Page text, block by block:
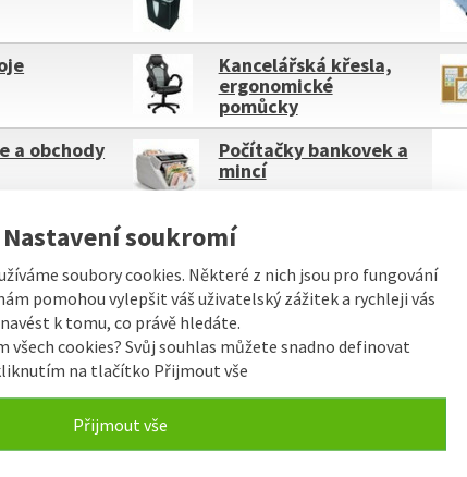
Nastavení soukromí
soubory cookies. Některé z nich jsou pro fungování
pomohou vylepšit váš uživatelský zážitek a rychleji vás
navést k tomu, co právě hledáte.
všech cookies? Svůj souhlas můžete snadno definovat
na tlačítko Přijmout vše
Přijmout vše
Kancelářská křesla,
ergonomické
pomůcky
a obchody
Počítačky bankovek a
mincí
Od nejlevnějšího Od nejdražšího
s obrázky Řádkově s obrázky
NENÍ SKLADEM